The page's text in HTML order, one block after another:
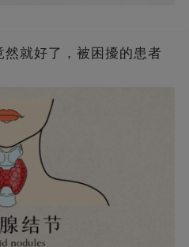
就好了，被困擾的患者